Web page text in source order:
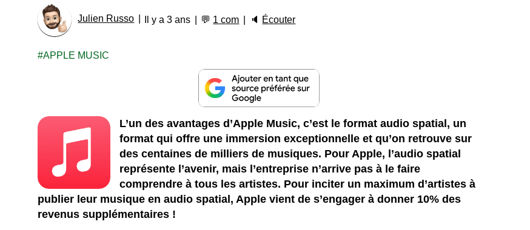
Julien Russo Il y a 3 ans 💬 1 com 🔈 Écouter
APPLE MUSIC
L’un des avantages d’Apple Music, c’est le format audio spatial, un
format qui offre une immersion exceptionnelle et qu’on retrouve sur
des centaines de milliers de musiques. Pour Apple, l’audio spatial
représente l’avenir, mais l’entreprise n’arrive pas à le faire
comprendre à tous les artistes. Pour inciter un maximum d’artistes à
publier leur musique en audio spatial, Apple vient de s’engager à donner 10% des
revenus supplémentaires !